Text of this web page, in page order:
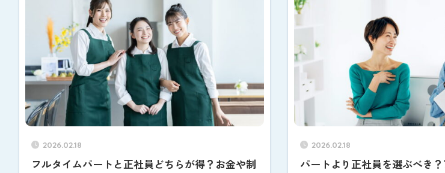
2026.02.18
フルタイムパートと正社員どちらが得？お金や制
2026.02.18
パートより正社員を選ぶべき